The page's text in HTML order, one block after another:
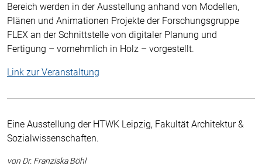
Bereich werden in der Ausstellung anhand von Modellen,
Plänen und Animationen Projekte der Forschungsgruppe
FLEX an der Schnittstelle von digitaler Planung und
Fertigung – vornehmlich in Holz – vorgestellt.
Link zur Veranstaltung
Eine Ausstellung der HTWK Leipzig, Fakultät Architektur &
Sozialwissenschaften.
von Dr. Franziska Böhl